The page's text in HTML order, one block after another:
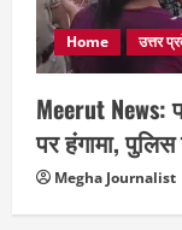
Home उत्तर
Meerut News:
पर हंगामा,
Megha Journalist